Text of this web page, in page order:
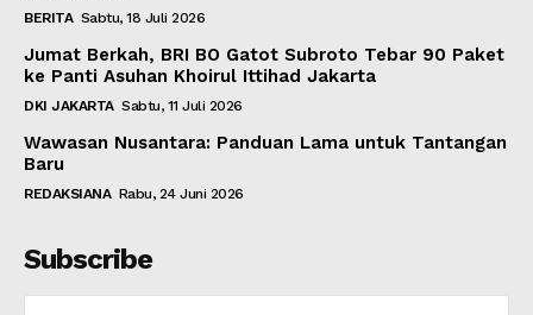
BERITA Sabtu, 18 Juli 2026
Jumat Berkah, BRI BO Gatot Subroto Tebar 90 Paket
ke Panti Asuhan Khoirul Ittihad Jakarta
DKI JAKARTA Sabtu, 11 Juli 2026
Wawasan Nusantara: Panduan Lama untuk Tantangan
Baru
REDAKSIANA Rabu, 24 Juni 2026
Subscribe